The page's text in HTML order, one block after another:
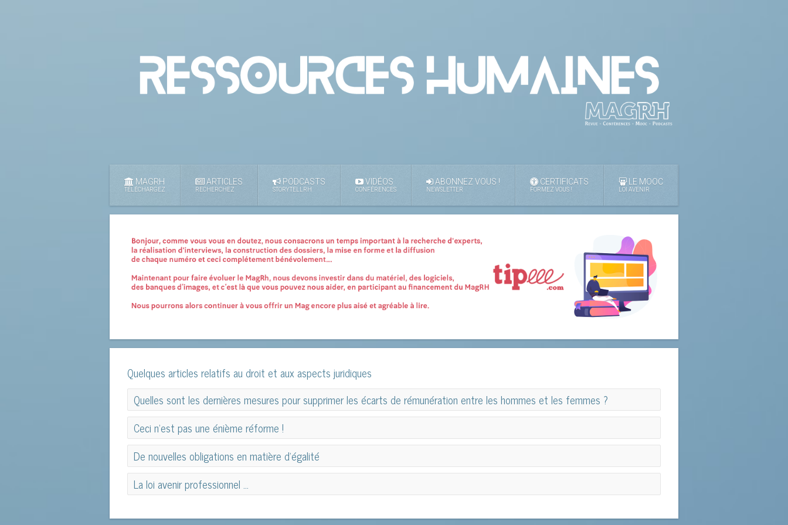
MAGRH
TÉLÉCHARGEZ
ARTICLES
RECHERCHEZ
PODCASTS
STORYTELLRH
VIDÉOS
CONFÉRENCES
ABONNEZ VOUS !
NEWSLETTER
CERTIFICATS
FORMEZ VOUS !
LE MOOC
LOI AVENIR
Quelques articles relatifs au droit et aux aspects juridiques
Quelles sont les dernières mesures pour supprimer les écarts de rémunération entre les hommes et les femmes ?
Quelles sont les dernières mesures pour supprimer les écarts de rémunération entre les hommes et les femmes ?
Ceci n’est pas une énième réforme !
Ceci n’est pas une énième réforme !
De nouvelles obligations en matière d’égalité
De nouvelles obligations en matière d’égalité
La loi avenir professionnel ...